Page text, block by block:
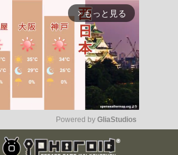
arrow_forward_ios もっと見る
Mute
Powered by GliaStudios